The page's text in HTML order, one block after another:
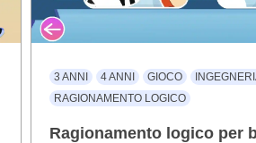
3 ANNI 4 ANNI GIOCO
RAGIONAMENTO LOGICO
Ragionamento logico per